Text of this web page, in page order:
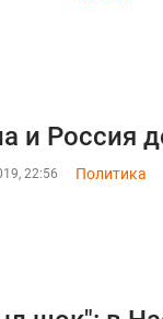
и Россия
22:56 Политика